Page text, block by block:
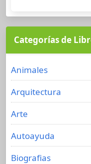
Categorías de
Animales
Arquitectura
Arte
Autoayuda
Biografias